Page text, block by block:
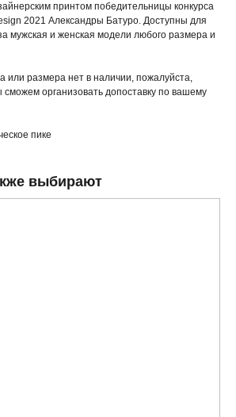
принтом победительницы конкурса
2021 Александры Батуро. Доступны для
мужская и женская модели любого размера и
или размера нет в наличии, пожалуйста,
сможем организовать допоставку по вашему
пике
выбирают